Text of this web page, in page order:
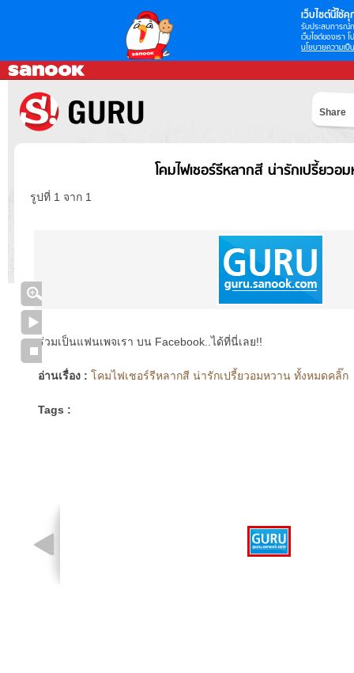
เว็บไซต์นี้ใช้คุ
รับประสบการณ์
เว็บไซต์ของเรา
นโยบายความเป็
Share
โคมไฟเชอร์รีหลากสี น่ารักเปรี้ยวอ
รูปที่ 1 จาก 1
ร่วมเป็นแฟนเพจเรา บน Facebook..ได้ที่นี่เลย!!
อ่านเรื่อง : โคมไฟเชอร์รีหลากสี น่ารักเปรี้ยวอมหวาน ทั้งหมดคลิ๊ก
Tags :